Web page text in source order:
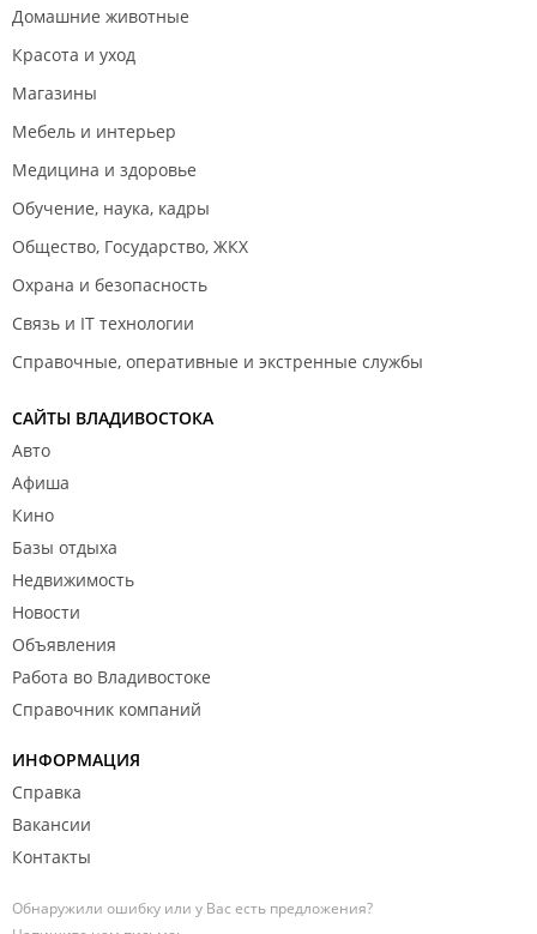
Домашние животные
Красота и уход
Магазины
Мебель и интерьер
Медицина и здоровье
Обучение, наука, кадры
Общество, Государство, ЖКХ
Охрана и безопасность
Связь и IT технологии
Справочные, оперативные и экстренные службы
САЙТЫ ВЛАДИВОСТОКА
Авто
Афиша
Кино
Базы отдыха
Недвижимость
Новости
Объявления
Работа во Владивостоке
Справочник компаний
ИНФОРМАЦИЯ
Справка
Вакансии
Контакты
Обнаружили ошибку или у Вас есть предложения?